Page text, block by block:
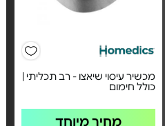
מכשיר עיסוי שיאצו - רב תכליתי |
כולל חימום
מחיר מיוחד